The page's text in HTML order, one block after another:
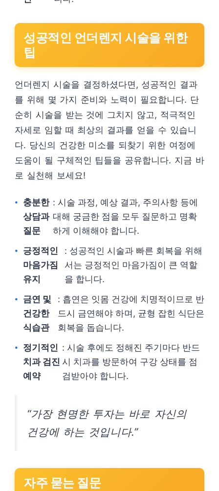
성공적인 언더렌지 시술을 위한
팁
언더렌지 시술을 결정하셨다면, 성공적인 결과
를 위해 몇 가지 준비와 노력이 필요합니다. 단
순히 시술을 받는 것에 그치지 않고, 적극적인
자세로 임할 때 최상의 결과를 얻을 수 있습니
다. 당신의 건강한 미소를 되찾기 위한 여정에
도움이 될 구체적인 팁들을 공유합니다. 지금 바
로 실천해 보세요!
충분한
상담과
질문
: 시술 과정, 예상 결과, 주의사항 등에
대해 궁금한 점을 모두 질문하고 명확
하게 이해해야 합니다.
긍정적인
마음가짐
유지
: 성공적인 시술과 빠른 회복을 위해
서는 긍정적인 마음가짐이 큰 역할
을 합니다.
금연 및
건강한
식습관
: 흡연은 잇몸 건강에 치명적이므로 반
드시 금연해야 하며, 균형 잡힌 식단은
회복을 돕습니다.
정기적인
치과 검진
예약
: 시술 후에도 정해진 주기마다 반드
시 치과를 방문하여 구강 상태를 점
검받아야 합니다.
“가장 현명한 투자는 바로 자신의
건강에 하는 것입니다.”
자주 묻는 질문